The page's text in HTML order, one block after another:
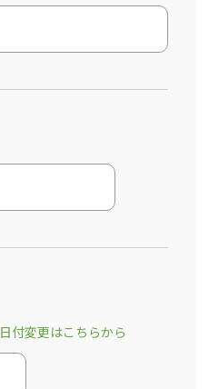
日付変更はこちらから